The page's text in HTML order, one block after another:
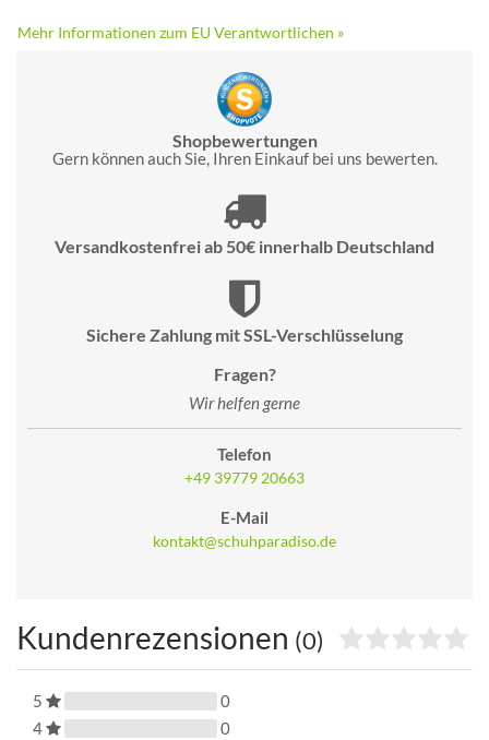
Mehr Informationen zum EU Verantwortlichen »
Shopbewertungen
Gern können auch Sie, Ihren Einkauf bei uns bewerten.
Versandkostenfrei ab 50€ innerhalb Deutschland
Sichere Zahlung mit SSL-Verschlüsselung
Fragen?
Wir helfen gerne
Telefon
+49 39779 20663
E-Mail
kontakt@schuhparadiso.de
Kundenrezensionen (0)
5
0
4
0